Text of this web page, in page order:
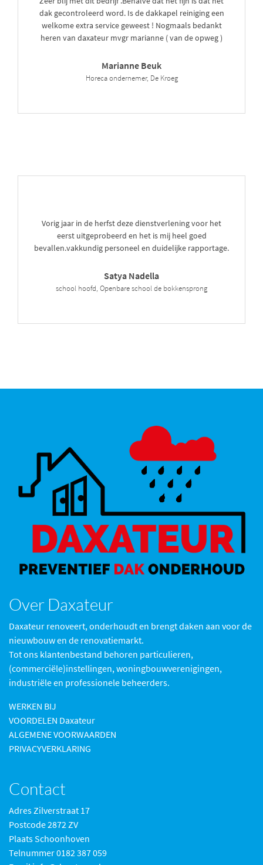
dak gecontroleerd word. Is de dakkapel reiniging een
welkome extra service geweest ! Nogmaals bedankt
heren van daxateur mvgr marianne ( van de opweg )
Marianne Beuk
Horeca ondernemer, De Kroeg
Vorig jaar in de herfst deze dienstverlening voor het
eerst uitgeprobeerd en het is mij heel goed
bevallen.vakkundig personeel en duidelijke rapportage.
Satya Nadella
school hoofd, Openbare school de bokkensprong
Over Daxateur
Daxateur renoveert, onderhoudt en brengt daken aan voor de
nieuwbouw en de renovatiemarkt.
Tot ons klantenbestand behoren particulieren,
(commerciële)instellingen, woningbouwverenigingen,
industriële en professionele beheerders.
WERKEN BIJ
VOORDELEN Daxateur
ALGEMENE VOORWAARDEN
PRIVACYVERKLARING
Contact
Adres Zilverstraat 17
Postcode 2872 ZV
Plaats Schoonhoven
Telnummer 0182 387 059